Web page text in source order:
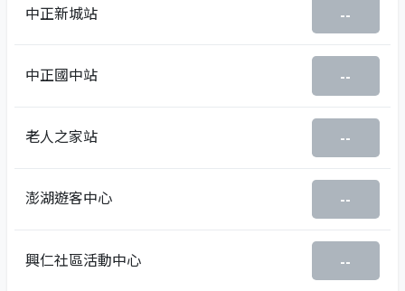
中正新城站 --
中正國中站 --
老人之家站 --
澎湖遊客中心 --
興仁社區活動中心 --